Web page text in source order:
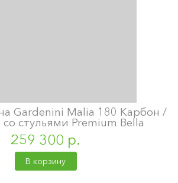
Gardenini Malia 180 Карбон /
стульями Premium Bella
259 300 р.
В корзину